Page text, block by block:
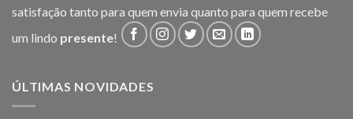
satisfação tanto para quem envia quanto para quem recebe
um lindo presente!
ÚLTIMAS NOVIDADES